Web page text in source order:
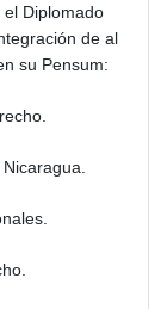
Diplomado
de al
su Pensum: